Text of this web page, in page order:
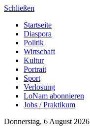
Schließen
Startseite
Diaspora
Politik
Wirtschaft
Kultur
Portrait
Sport
Verlosung
LoNam abonnieren
Jobs / Praktikum
Donnerstag, 6 August 2026